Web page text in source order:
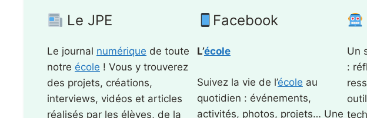
Le JPE
Le journal numérique de toute
notre école ! Vous y trouverez
des projets, créations,
interviews, vidéos et articles
réalisés par les élèves, de la
Facebook
L’école
Suivez la vie de l’école au
quotidien : événements,
activités, photos, projets… Une
Un
: